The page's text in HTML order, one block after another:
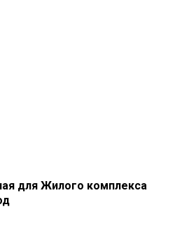
для Жилого комплекса